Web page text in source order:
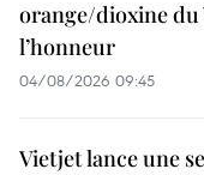
orange/dioxine du
l’honneur
04/08/2026 09:45
Vietjet lance une